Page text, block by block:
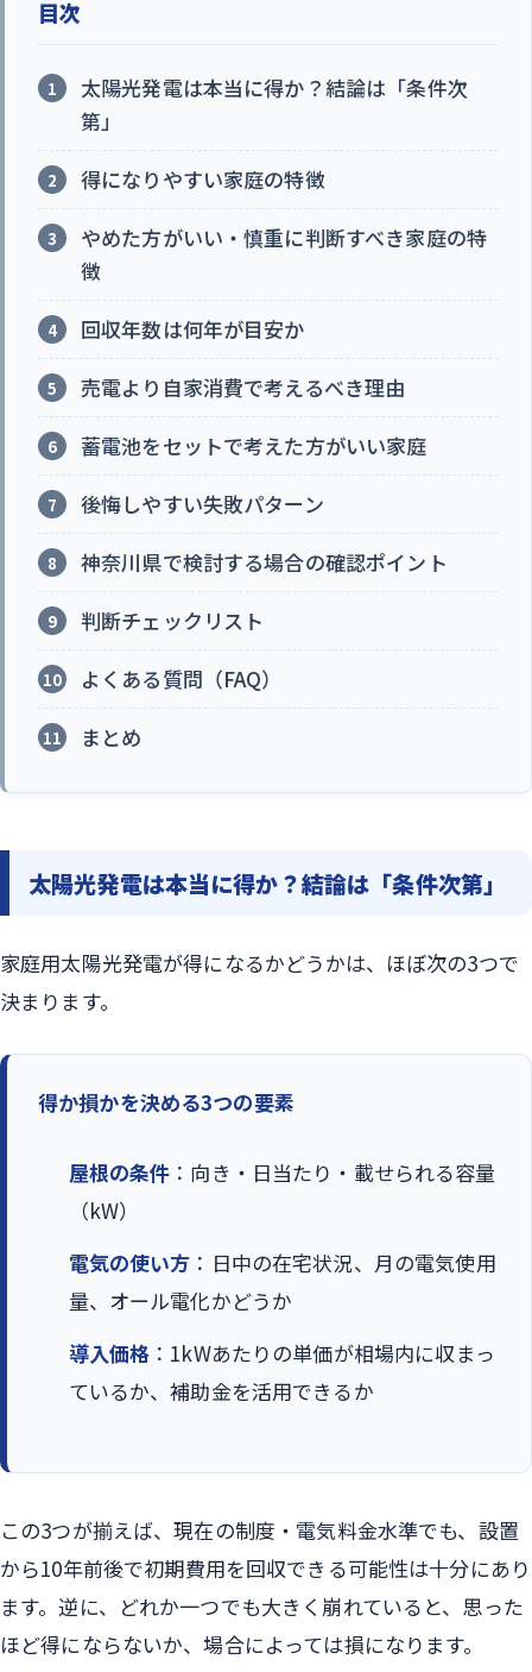
目次
太陽光発電は本当に得か？結論は「条件次
第」
得になりやすい家庭の特徴
やめた方がいい・慎重に判断すべき家庭の特
徴
回収年数は何年が目安か
売電より自家消費で考えるべき理由
蓄電池をセットで考えた方がいい家庭
後悔しやすい失敗パターン
神奈川県で検討する場合の確認ポイント
判断チェックリスト
よくある質問（FAQ）
まとめ
太陽光発電は本当に得か？結論は「条件次第」
家庭用太陽光発電が得になるかどうかは、ほぼ次の3つで
決まります。
得か損かを決める3つの要素
屋根の条件 ：向き・日当たり・載せられる容量
（kW）
電気の使い方 ：日中の在宅状況、月の電気使用
量、オール電化かどうか
導入価格 ：1kWあたりの単価が相場内に収まっ
ているか、補助金を活用できるか
この3つが揃えば、現在の制度・電気料金水準でも、設置
から10年前後で初期費用を回収できる可能性は十分にあり
ます。逆に、どれか一つでも大きく崩れていると、思った
ほど得にならないか、場合によっては損になります。